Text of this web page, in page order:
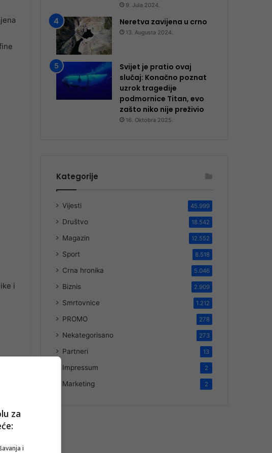
i
9. Jula 2024.
Neretva zavijena u crno
13. Augusta 2024.
Svijet je pratio ovaj
slučaj: Konačno poznat
uzrok tragedije
podmornice Titan, evo
zašto niko nije preživio
16. Oktobra 2025.
Kategorije
Vijesti 45.999
Društvo 18.542
Magazin 12.552
Sport 8.518
Crna hronika 5.046
Biznis 2.909
Smrtovnice 1.212
PROMO 278
Nekategorisano 273
Partneri 13
Impressum 2
Marketing 2
za
i